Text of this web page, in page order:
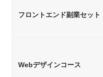
フロントエンド副業セット
Webデザインコース